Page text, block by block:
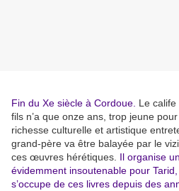
Fin du Xe siècle à Cordoue. Le
fils n’a que onze ans, trop jeune
richesse culturelle et artistique
grand-père va être balayée par le
ces œuvres hérétiques. Il organise
évidemment insoutenable pour
s’occupe de ces livres depuis des